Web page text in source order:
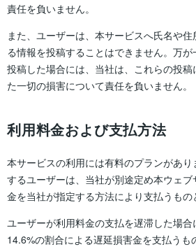
責任を負いません。
また、ユーザーは、本サービスへ氏名や
る情報を投稿することはできません。万
投稿した場合には、当社は、これらの投
た一切の損害について責任を負いません。
利用料金および支払方法
本サービスの利用には有料のプランがあ
するユーザーは、当社が別途定め本ウェ
金を当社が指定する方法により支払うもの
ユーザーが利用料金の支払を遅滞した場
14.6%の割合による遅延損害金を支払うも